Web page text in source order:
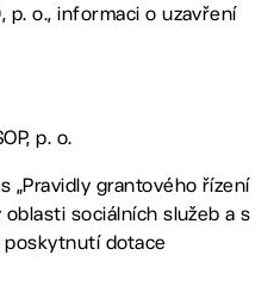
p. o., informaci o uzavření
p. o.
„Pravidly grantového řízení
oblasti sociálních služeb a s
poskytnutí dotace